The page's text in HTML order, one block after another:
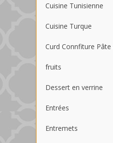
Cuisine Tunisienne
Cuisine Turque
Curd Connfiture
fruits
Dessert en verrine
Entrées
Entremets